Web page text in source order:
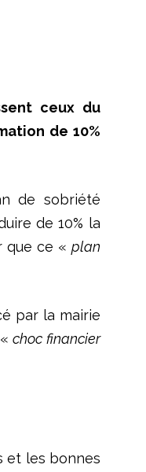
ceux du
de 10%
de sobriété
de 10% la
que ce « plan
par la mairie
«choc financier
et les bonnes